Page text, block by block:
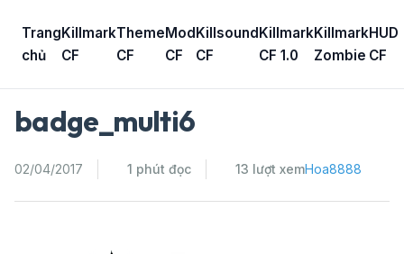
content
Trang
chủ
Killmark
CF
Theme
CF
Mod
CF
Killsound
CF
Killmark
CF 1.0
Killmark
Zombie
HUD
CF
badge_multi6
02/04/2017 1 phút đọc 13 lượt xemHoa8888